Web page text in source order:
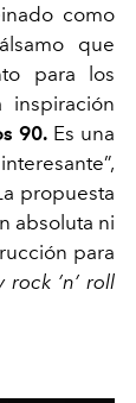
como
que
para los
90.Es una
propuesta
absoluta ni
para
rock ’n’ roll